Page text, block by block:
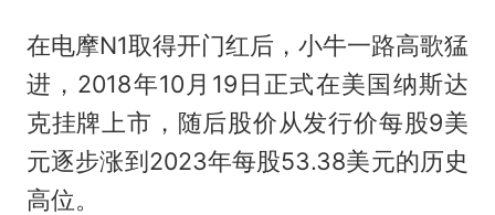
在电摩N1取得开门红后，小牛一路高歌猛
进，2018年10月19日正式在美国纳斯达
克挂牌上市，随后股价从发行价每股9美
元逐步涨到2023年每股53.38美元的历史
高位。